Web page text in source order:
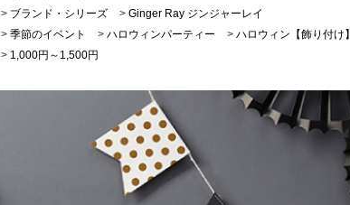
> ブランド・シリーズ > Ginger Ray ジンジャーレイ
> 季節のイベント > ハロウィンパーティー > ハロウィン【飾り付け】
> 1,000円～1,500円